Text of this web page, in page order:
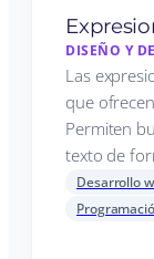
DISEÑO Y
Las
que
Permiten
texto de
Desarrollo